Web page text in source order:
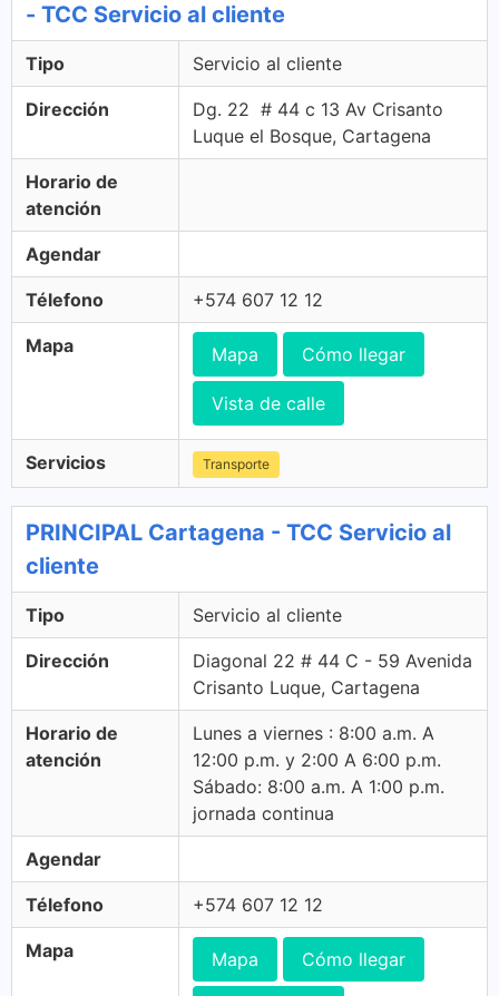
- TCC Servicio al cliente
Tipo Servicio al cliente
Dirección
Dg. 22 # 44 c 13 Av Crisanto
Luque el Bosque, Cartagena
Horario de
atención
Agendar
Télefono +574 607 12 12
Mapa Mapa Cómo llegar
Vista de calle
Servicios Transporte
PRINCIPAL Cartagena - TCC Servicio al
cliente
Tipo Servicio al cliente
Dirección
Diagonal 22 # 44 C - 59 Avenida
Crisanto Luque, Cartagena
Horario de
atención
Lunes a viernes : 8:00 a.m. A
12:00 p.m. y 2:00 A 6:00 p.m.
Sábado: 8:00 a.m. A 1:00 p.m.
jornada continua
Agendar
Télefono +574 607 12 12
Mapa Mapa Cómo llegar